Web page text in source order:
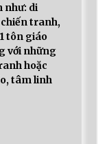
như: di
tranh,
tôn giáo
với những
hoặc
tâm linh